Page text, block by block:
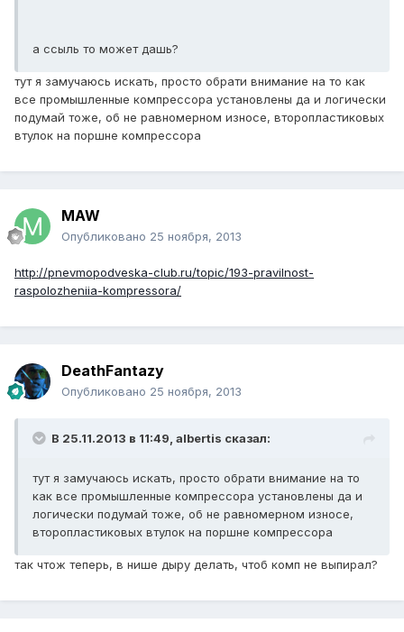
а ссыль то может дашь?
тут я замучаюсь искать, просто обрати внимание на то как
все промышленные компрессора установлены да и логически
подумай тоже, об не равномерном износе, второпластиковых
втулок на поршне компрессора
MAW
Опубликовано 25 ноября, 2013
http://pnevmopodveska-club.ru/topic/193-pravilnost-
raspolozheniia-kompressora/
DeathFantazy
Опубликовано 25 ноября, 2013
В 25.11.2013 в 11:49, albertis сказал:
тут я замучаюсь искать, просто обрати внимание на то
как все промышленные компрессора установлены да и
логически подумай тоже, об не равномерном износе,
второпластиковых втулок на поршне компрессора
так чтож теперь, в нише дыру делать, чтоб комп не выпирал?